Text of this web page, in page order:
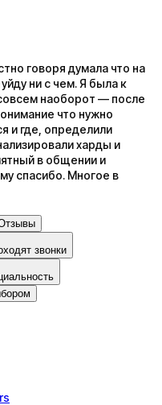
говоря думала что на
ни с чем. Я была к
наоборот — после
что нужно
и где, определили
харды и
в общении и
спасибо. Многое в
звонки